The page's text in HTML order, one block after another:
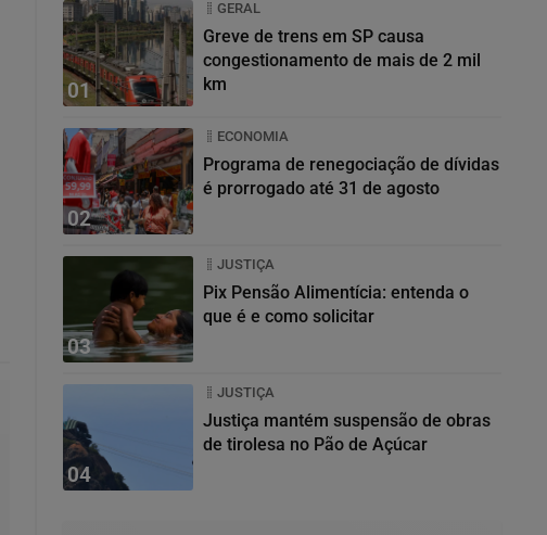
01
GERAL
Greve de trens em SP causa
congestionamento de mais de 2 mil
km
02
ECONOMIA
Programa de renegociação de dívidas
é prorrogado até 31 de agosto
03
JUSTIÇA
Pix Pensão Alimentícia: entenda o
que é e como solicitar
04
JUSTIÇA
Justiça mantém suspensão de obras
de tirolesa no Pão de Açúcar